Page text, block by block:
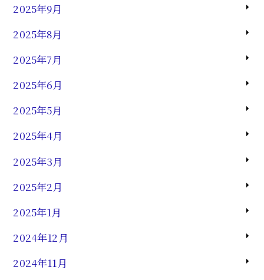
2025年9月
2025年8月
2025年7月
2025年6月
2025年5月
2025年4月
2025年3月
2025年2月
2025年1月
2024年12月
2024年11月